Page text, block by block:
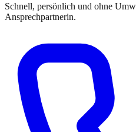
Schnell, persönlich und ohne
Ansprechpartnerin.